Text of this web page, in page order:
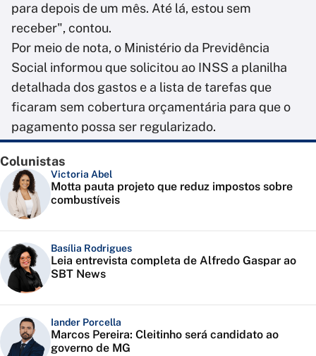
para depois de um mês. Até lá, estou sem
receber", contou.
Por meio de nota, o Ministério da Previdência
Social informou que solicitou ao INSS a planilha
detalhada dos gastos e a lista de tarefas que
ficaram sem cobertura orçamentária para que o
pagamento possa ser regularizado.
Colunistas
Victoria Abel
Motta pauta projeto que reduz impostos sobre
combustíveis
Basília Rodrigues
Leia entrevista completa de Alfredo Gaspar ao
SBT News
Iander Porcella
Marcos Pereira: Cleitinho será candidato ao
governo de MG